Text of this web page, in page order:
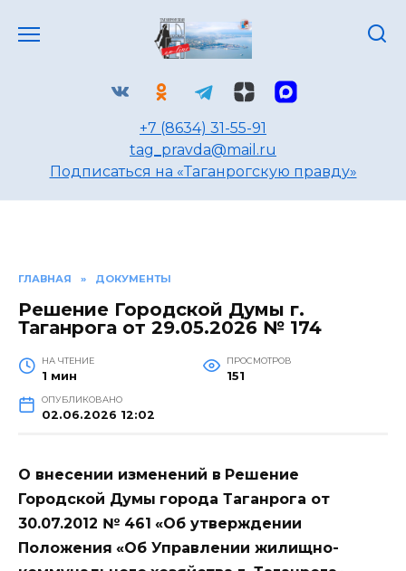
+7 (8634) 31-55-91
tag_pravda@mail.ru
Подписаться на «Таганрогскую правду»
ГЛАВНАЯ » ДОКУМЕНТЫ
Решение Городской Думы г.
Таганрога от 29.05.2026 № 174
НА ЧТЕНИЕ
1 мин
ПРОСМОТРОВ
151
ОПУБЛИКОВАНО
02.06.2026 12:02
О внесении изменений в Решение
Городской Думы города Таганрога от
30.07.2012 № 461 «Об утверждении
Положения «Об Управлении жилищно-